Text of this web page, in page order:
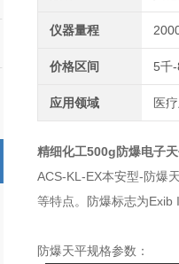
仪器量程
价格区间 5千
应用领域 医
精细化工500g防爆电子
ACS-KL-EX本安型-防爆
等特点。防爆标志为Exib
防爆天平规格参数：